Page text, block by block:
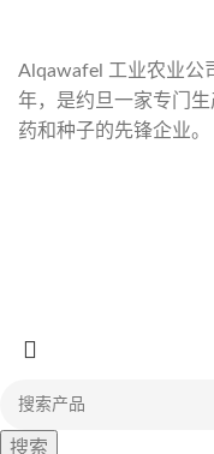
Alqawafel 工业农业公
年，是约旦一家专门
药和种子的先锋企业。
搜索